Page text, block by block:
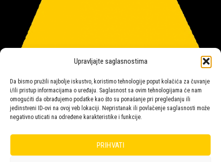
Upravljajte saglasnostima
Da bismo pružili najbolje iskustvo, koristimo tehnologije poput kolačića za čuvanje
i/ili pristup informacijama o uređaju. Saglasnost sa ovim tehnologijama će nam
omogućiti da obrađujemo podatke kao što su ponašanje pri pregledanju ili
jedinstveni ID-ovi na ovoj veb lokaciji. Nepristanak ili povlačenje saglasnosti može
negativno uticati na određene karakteristike i funkcije.
PRIHVATI